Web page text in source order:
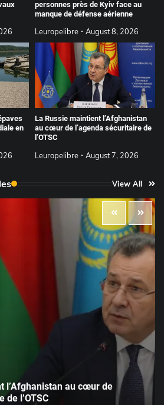
personnes près de Kyiv face au
manque de défense aérienne
Leuropelibre August 8, 2026
en
La Russie maintient l’Afghanistan
au cœur de l’agenda sécuritaire de
l’OTSC
Leuropelibre August 7, 2026
View All
l’Afghanistan au cœur de
de l’OTSC